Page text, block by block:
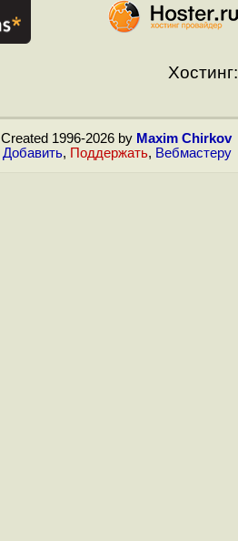
Хостинг:
Created 1996-2026 by Maxim Chirkov
Добавить, Поддержать, Вебмастеру